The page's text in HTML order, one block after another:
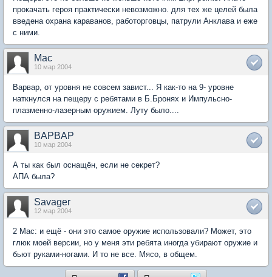
прокачать героя практически невозможно. для тех же целей была
введена охрана караванов, работорговцы, патрули Анклава и еже
с ними.
Mac
10 мар 2004
Варвар, от уровня не совсем завист... Я как-то на 9- уровне
наткнулся на пещеру с ребятами в Б.Бронях и Импульсно-
плазменно-лазерным оружием. Луту было....
BAPBAP
10 мар 2004
А ты как был оснащён, если не секрет?
АПА была?
Savager
12 мар 2004
2 Mac: и ещё - они это самое оружие использовали? Может, это
глюк моей версии, но у меня эти ребята иногда убирают оружие и
бьют руками-ногами. И то не все. Мясо, в общем.